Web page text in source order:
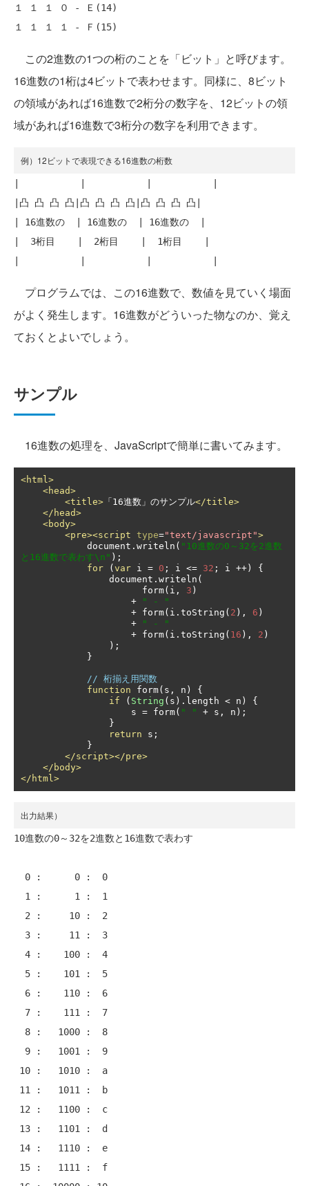
１ １ １ ０ - Ｅ(14)
この2進数の1つの桁のことを「ビット」と呼びます。
16進数の1桁は4ビットで表わせます。同様に、8ビット
の領域があれば16進数で2桁分の数字を、12ビットの領
域があれば16進数で3桁分の数字を利用できます。
例）12ビットで表現できる16進数の桁数
|凸 凸 凸 凸|凸 凸 凸 凸|凸 凸 凸 凸|
| 16進数の  | 16進数の  | 16進数の  |
|  3桁目    |  2桁目    |  1桁目    |
プログラムでは、この16進数で、数値を見ていく場面
がよく発生します。16進数がどういった物なのか、覚え
ておくとよいでしょう。
サンプル
16進数の処理を、JavaScriptで簡単に書いてみます。
<html>
<head>
<title> 「16進数」のサンプル</title>
</head>
<body>
<pre><script type="text/javascript">
            document
. writeln ( "10進数の0～32を2進数
と16進数で表わす\n" );
for
( var i = 0 ; i <= 32 ; i ++)
{
                document
. writeln (
                      form
( i , 3 )
+
" - "
+ form( i . toString ( 2 ), 6 )
+
" - "
+ form( i . toString ( 16 ), 2 )
);
}
// 桁揃え用関数
function form( s , n )
{
if
( String ( s ). length < n )
{
                    s
= form( " " + s , n );
}
return s ;
}
</script></pre>
</body>
</html>
出力結果）
10進数の0～32を2進数と16進数で表わす